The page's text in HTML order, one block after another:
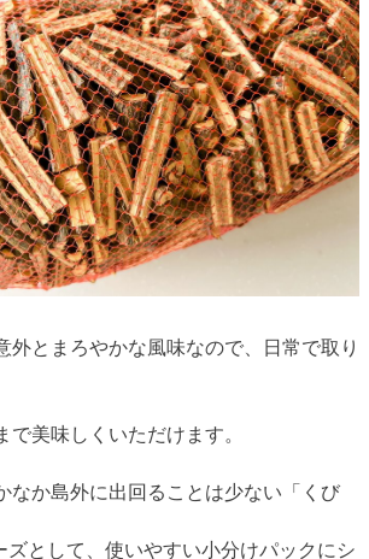
外とまろやかな風味なので、日常で取り
で美味しくいただけます。
なか島外に出回ることは少ない「くび
ズとして、使いやすい小分けパックにシ